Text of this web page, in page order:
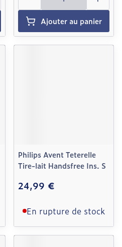
Ajouter au panier
Philips Avent Teterelle
Tire-lait Handsfree Ins. S
24,99 €
En rupture de stock